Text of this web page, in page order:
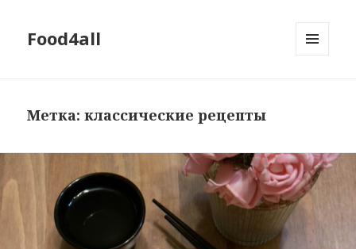
Food4all
Метка: классические рецепты